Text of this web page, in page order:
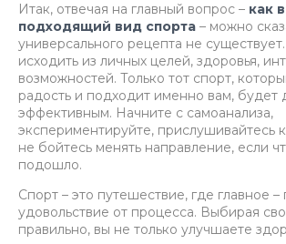
Итак, отвечая на главный вопрос – как
подходящий вид спорта – можно
универсального рецепта не
исходить из личных целей, здоровья,
возможностей. Только тот спорт,
радость и подходит именно вам, будет
эффективным. Начните с самоанализа,
экспериментируйте, прислушивайтесь
не бойтесь менять направление, если
подошло.
Спорт – это путешествие, где главное –
удовольствие от процесса. Выбирая
правильно, вы не только улучшаете